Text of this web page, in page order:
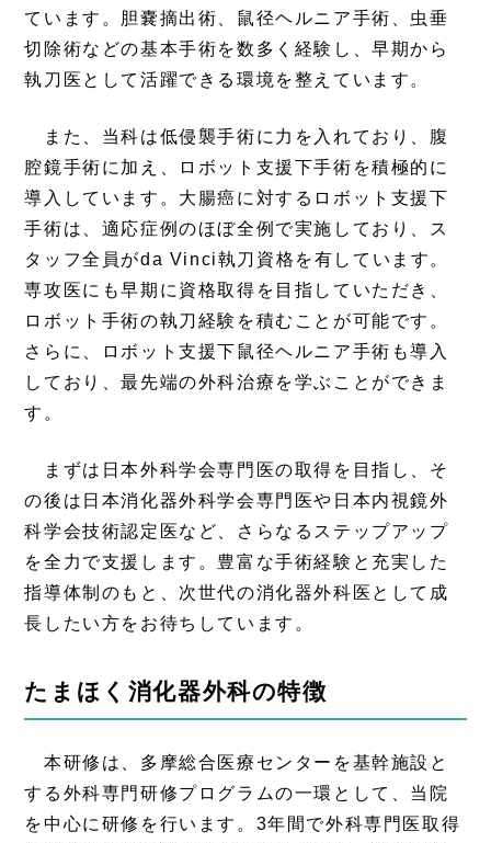
ています。胆嚢摘出術、鼠径ヘルニア手術、虫垂
切除術などの基本手術を数多く経験し、早期から
執刀医として活躍できる環境を整えています。
また、当科は低侵襲手術に力を入れており、腹
腔鏡手術に加え、ロボット支援下手術を積極的に
導入しています。大腸癌に対するロボット支援下
手術は、適応症例のほぼ全例で実施しており、ス
タッフ全員がda Vinci執刀資格を有しています。
専攻医にも早期に資格取得を目指していただき、
ロボット手術の執刀経験を積むことが可能です。
さらに、ロボット支援下鼠径ヘルニア手術も導入
しており、最先端の外科治療を学ぶことができま
す。
まずは日本外科学会専門医の取得を目指し、そ
の後は日本消化器外科学会専門医や日本内視鏡外
科学会技術認定医など、さらなるステップアップ
を全力で支援します。豊富な手術経験と充実した
指導体制のもと、次世代の消化器外科医として成
長したい方をお待ちしています。
たまほく消化器外科の特徴
本研修は、多摩総合医療センターを基幹施設と
する外科専門研修プログラムの一環として、当院
を中心に研修を行います。3年間で外科専門医取得